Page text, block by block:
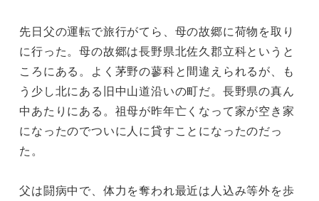
先日父の運転で旅行がてら、母の故郷に荷物を取り
に行った。母の故郷は長野県北佐久郡立科というと
ころにある。よく茅野の蓼科と間違えられるが、も
う少し北にある旧中山道沿いの町だ。長野県の真ん
中あたりにある。祖母が昨年亡くなって家が空き家
になったのでついに人に貸すことになったのだっ
た。
父は闘病中で、体力を奪われ最近は人込み等外を歩